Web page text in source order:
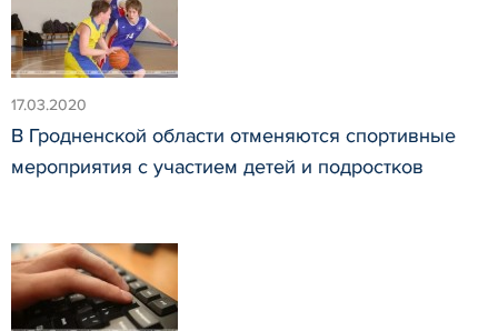
17.03.2020
В Гродненской области отменяются спортивные
мероприятия с участием детей и подростков